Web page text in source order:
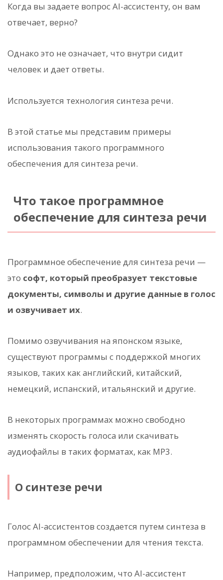
Когда вы задаете вопрос AI-ассистенту, он вам
отвечает, верно?
Однако это не означает, что внутри сидит
человек и дает ответы.
Используется технология синтеза речи.
В этой статье мы представим примеры
использования такого программного
обеспечения для синтеза речи.
Что такое программное
обеспечение для синтеза речи
Программное обеспечение для синтеза речи —
это софт, который преобразует текстовые
документы, символы и другие данные в голос
и озвучивает их.
Помимо озвучивания на японском языке,
существуют программы с поддержкой многих
языков, таких как английский, китайский,
немецкий, испанский, итальянский и другие.
В некоторых программах можно свободно
изменять скорость голоса или скачивать
аудиофайлы в таких форматах, как MP3.
О синтезе речи
Голос AI-ассистентов создается путем синтеза в
программном обеспечении для чтения текста.
Например, предположим, что AI-ассистент